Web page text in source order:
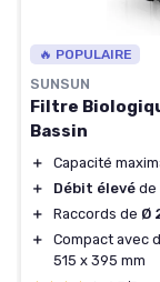
🔥 POPULAIRE
SUNSUN
Filtre
Bassin
＋ Capacité
＋
Débit élevé de
＋
Raccords de Ø
＋
Compact avec
515 x 395 mm